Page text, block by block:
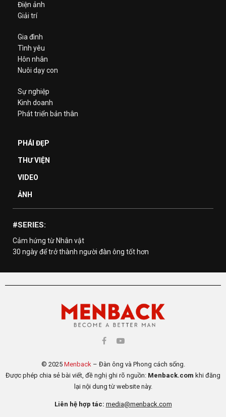
Điện ảnh
Giải trí
Gia đình
Tình yêu
Hôn nhân
Nuôi dạy con
Sự nghiệp
Kinh doanh
Phát triển bản thân
PHÁI ĐẸP
THƯ VIỆN
VIDEO
ẢNH
#SERIES:
Cảm hứng từ Nhân vật
30 ngày để trở thành người đàn ông tốt hơn
© 2025 Menback– Đàn ông và Phong cách sống.
Được phép chia sẻ bài viết, đề nghị ghi rõ nguồn: Menback.com khi đăng
lại nội dung từ website này.
Liên hệ hợp tác: media@menback.com